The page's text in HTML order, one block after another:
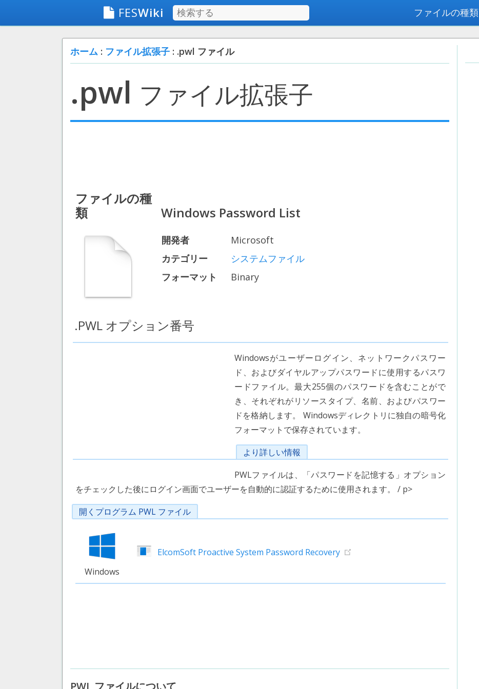
FESWiki ファイルの種類
ホーム : ファイル拡張子 : .pwl ファイル
.pwl ファイル拡張子
ファイルの種
類
Windows Password List
開発者
Microsoft
カテゴリー
システムファイル
フォーマット
Binary
.PWL オプション番号
Windowsがユーザーログイン、ネットワークパスワー
ド、およびダイヤルアップパスワードに使用するパスワ
ードファイル。最大255個のパスワードを含むことがで
き、それぞれがリソースタイプ、名前、およびパスワー
ドを格納します。 Windowsディレクトリに独自の暗号化
フォーマットで保存されています。
より詳しい情報
PWLファイルは、「パスワードを記憶する」オプション
をチェックした後にログイン画面でユーザーを自動的に認証するために使用されます。 / p>
開くプログラム PWL ファイル
Windows
ElcomSoft Proactive System Password Recovery
PWL ファイルについて